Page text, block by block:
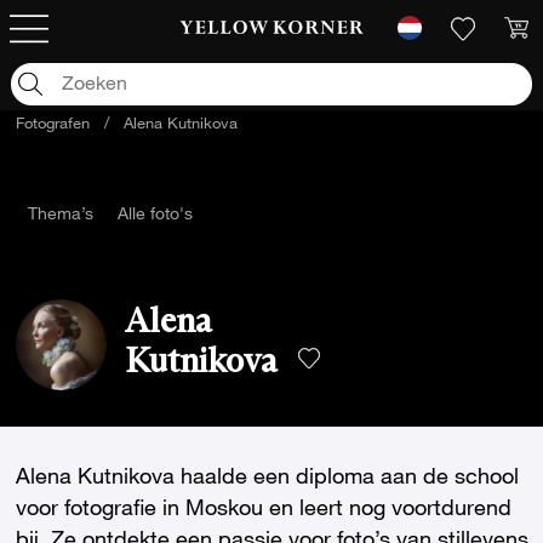
Fotografen / Alena Kutnikova
Thema’s Alle foto's
Alena
Kutnikova
Alena Kutnikova haalde een diploma aan de school
voor fotografie in Moskou en leert nog voortdurend